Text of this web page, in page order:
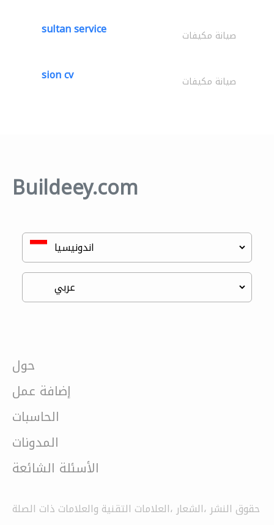
sultan service صيانة مكيفات
sion cv صيانة مكيفات
Buildeey.com
حول
إضافة عمل
الحاسبات
المدونات
الأسئلة الشائعة
حقوق النشر ،الشعار ،العلامات التقنية والعلامات ذات الصلة